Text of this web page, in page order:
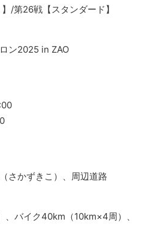
/第26戦【スタンダード】
ン2025 in ZAO
さかずきこ）、周辺道路
バイク40km（10km×4周）、